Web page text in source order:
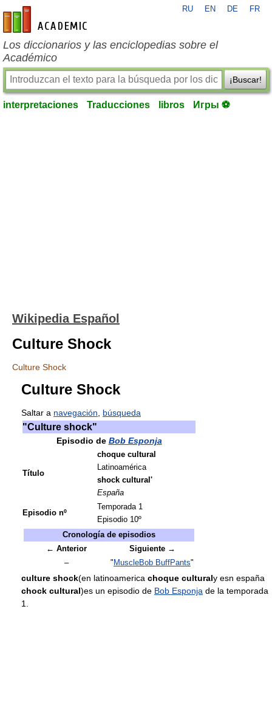
es-academic.com
RU EN DE FR
Los diccionarios y las enciclopedias sobre el
Académico
¡Buscar!
interpretaciones Traducciones libros Игры ⚽
Wikipedia Español
Culture Shock
Culture Shock
Culture Shock
Saltar a navegación búsqueda
"Culture shock"
Episodio de Bob Esponja
Título
choque cultural
Latinoamérica
shock cultural'
España
Episodio nº
Temporada 1
Episodio 10º
Cronología de episodios
← Anterior
Siguiente →
–
" MuscleBob BuffPants"
culture shock(en latinoamerica choque culturaly esn españa
chock cultural)es un episodio de Bob Esponja de la temporada
1.